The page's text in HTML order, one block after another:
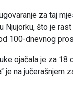
za taj
Njujorku, što je
100-dnevnog
ojačala je za 18
je na jučerašnjem